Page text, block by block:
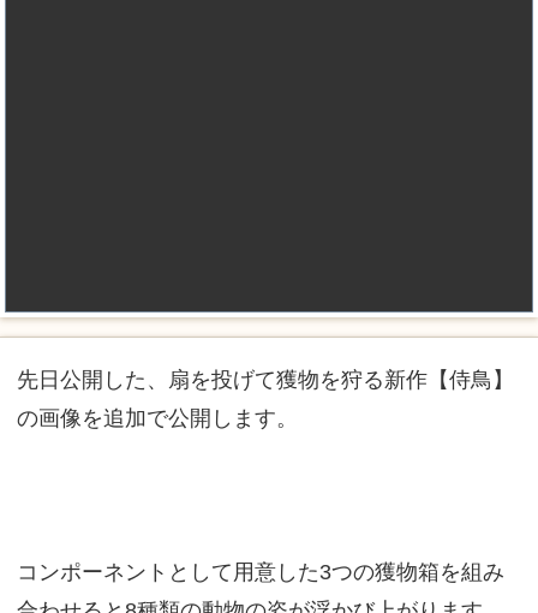
先日公開した、扇を投げて獲物を狩る新作【侍鳥】
の画像を追加で公開します。
コンポーネントとして用意した3つの獲物箱を組み